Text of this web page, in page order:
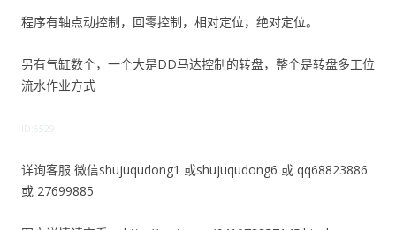
程序有轴点动控制，回零控制，相对定位，绝对定位。
另有气缸数个，一个大是DD马达控制的转盘，整个是转盘多工位
流水作业方式
ID:6529
详询客服 微信shujuqudong1 或shujuqudong6 或 qq68823886
或 27699885